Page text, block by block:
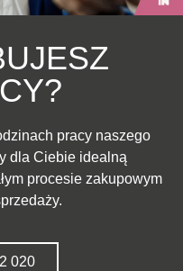
pracy naszego
dla Ciebie idealną
procesie zakupowym
020